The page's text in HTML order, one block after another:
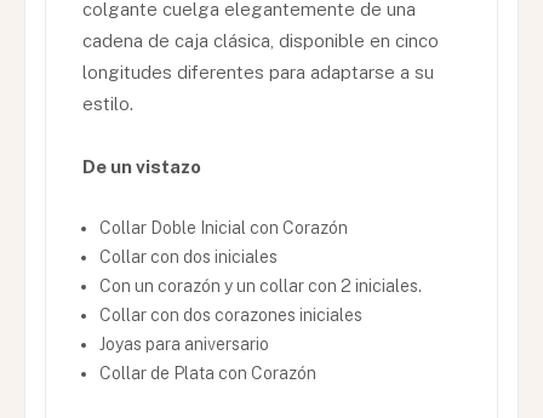
colgante cuelga elegantemente de una
cadena de caja clásica, disponible en cinco
longitudes diferentes para adaptarse a su
estilo.
De un vistazo
Collar Doble Inicial con Corazón
Collar con dos iniciales
Con un corazón y un collar con 2 iniciales.
Collar con dos corazones iniciales
Joyas para aniversario
Collar de Plata con Corazón